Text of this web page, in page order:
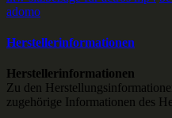
adomo
Herstellerinformationen
Herstellerinformationen
Zu den
zugehörige Informationen des